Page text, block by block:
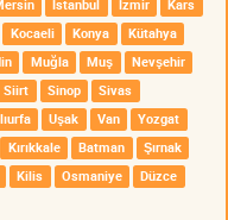
İstanbul İzmir
Kars
Kocaeli Konya
Kütahya
Muğla Muş
Nevşehir
Siirt Sinop
Sivas
Uşak Van
Yozgat
Kırıkkale Batman
Şırnak
Kilis Osmaniye Düzce